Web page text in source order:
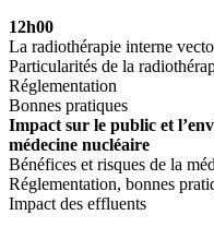
12h00
La radiothérapie interne
Particularités de la
Réglementation
Bonnes pratiques
Impact sur le public et
médecine nucléaire
Bénéfices et risques de la
Réglementation, bonnes
Impact des effluents